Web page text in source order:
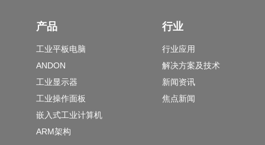
产品
工业平板电脑
ANDON
工业显示器
工业操作面板
嵌入式工业计算机
ARM架构
行业
行业应用
解决方案及技术
新闻资讯
焦点新闻